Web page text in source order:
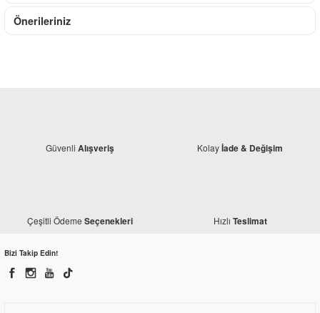
Önerileriniz
Güvenli Alışveriş Kolayİade & Değişim
Çeşitli Ödeme Seçenekleri Hızlı Teslimat
Bizi Takip Edin!